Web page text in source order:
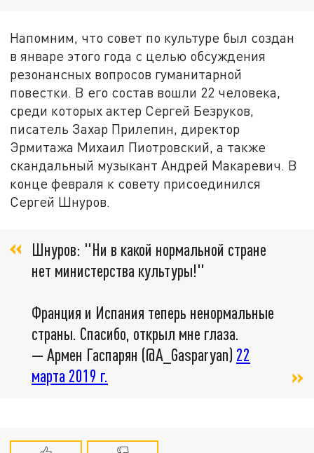
Напомним, что совет по культуре был создан
в январе этого года с целью обсуждения
резонансных вопросов гуманитарной
повестки. В его состав вошли 22 человека,
среди которых актер Сергей Безруков,
писатель Захар Прилепин, директор
Эрмитажа Михаил Пиотровский, а также
скандальный музыкант Андрей Макаревич. В
конце февраля к совету присоединился
Сергей Шнуров.
Шнуров: "Ни в какой нормальной стране
нет министерства культуры!"
Франция и Испания теперь ненормальные
страны. Спасибо, открыл мне глаза.
— Армен Гаспарян (@A_Gasparyan) 22
марта 2019 г.